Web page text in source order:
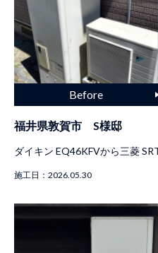
福井県敦賀市 S様邸
ダイキン EQ46KFVから三菱
施工日： 2026.05.30